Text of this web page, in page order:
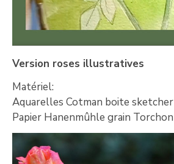
Version roses illustratives
Matériel:
Aquarelles Cotman boite sketcher
Papier Hanenmûhle grain Torchon